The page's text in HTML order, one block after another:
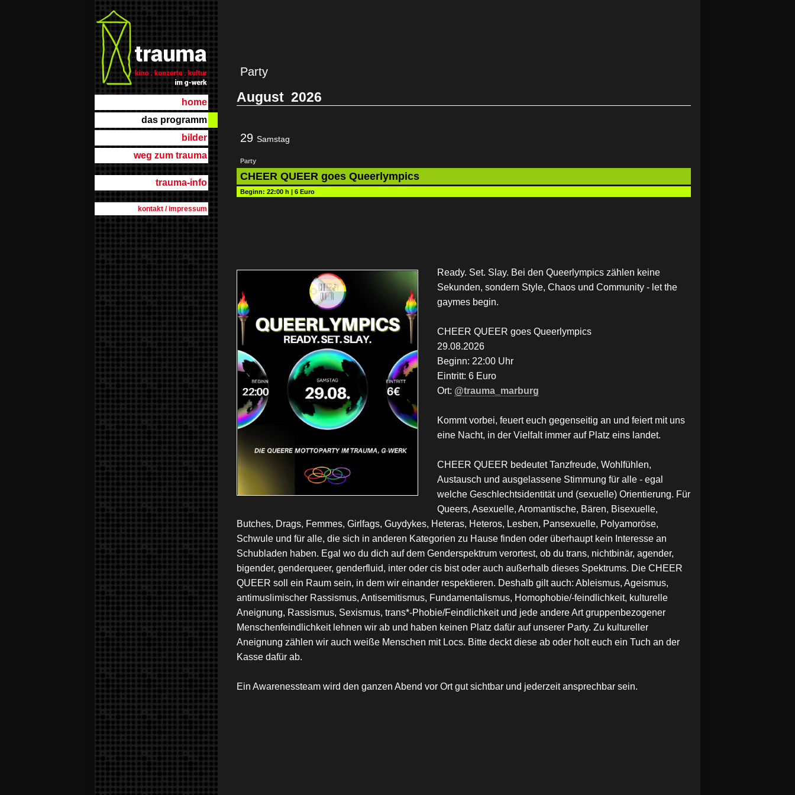
home
das programm
bilder
weg zum trauma
trauma-info
kontakt / impressum
Party
August 2026
29 Samstag
Party
CHEER QUEER goes Queerlympics
Beginn: 22:00 h | 6 Euro
Ready. Set. Slay. Bei den Queerlympics zählen keine
Sekunden, sondern Style, Chaos und Community - let the
gaymes begin.
CHEER QUEER goes Queerlympics
29.08.2026
Beginn: 22:00 Uhr
Eintritt: 6 Euro
Ort: @trauma_marburg
Kommt vorbei, feuert euch gegenseitig an und feiert mit uns
eine Nacht, in der Vielfalt immer auf Platz eins landet.
CHEER QUEER bedeutet Tanzfreude, Wohlfühlen,
Austausch und ausgelassene Stimmung für alle - egal
welche Geschlechtsidentität und (sexuelle) Orientierung. Für
Queers, Asexuelle, Aromantische, Bären, Bisexuelle,
Butches, Drags, Femmes, Girlfags, Guydykes, Heteras, Heteros, Lesben, Pansexuelle, Polyamoröse,
Schwule und für alle, die sich in anderen Kategorien zu Hause finden oder überhaupt kein Interesse an
Schubladen haben. Egal wo du dich auf dem Genderspektrum verortest, ob du trans, nichtbinär, agender,
bigender, genderqueer, genderfluid, inter oder cis bist oder auch außerhalb dieses Spektrums. Die CHEER
QUEER soll ein Raum sein, in dem wir einander respektieren. Deshalb gilt auch: Ableismus, Ageismus,
antimuslimischer Rassismus, Antisemitismus, Fundamentalismus, Homophobie/-feindlichkeit, kulturelle
Aneignung, Rassismus, Sexismus, trans*-Phobie/Feindlichkeit und jede andere Art gruppenbezogener
Menschenfeindlichkeit lehnen wir ab und haben keinen Platz dafür auf unserer Party. Zu kultureller
Aneignung zählen wir auch weiße Menschen mit Locs. Bitte deckt diese ab oder holt euch ein Tuch an der
Kasse dafür ab.
Ein Awarenessteam wird den ganzen Abend vor Ort gut sichtbar und jederzeit ansprechbar sein.